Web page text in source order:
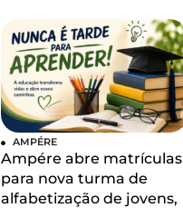
AMPÉRE
Ampére abre matrículas
para nova turma de
alfabetização de jovens,